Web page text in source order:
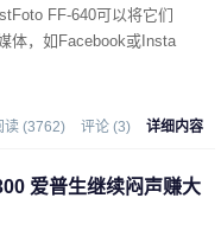
FF-640可以将它们
体，如Facebook或Insta
读 (3762) 评论 (3) 详细内容
爱普生继续闷声赚大